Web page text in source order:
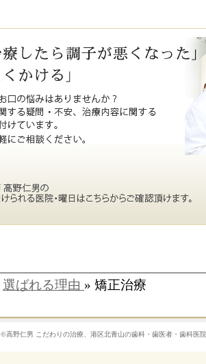
選ばれる理由 » 矯正治療
©高野仁男 こだわりの治療、港区北青山の歯科・歯医者・歯科医